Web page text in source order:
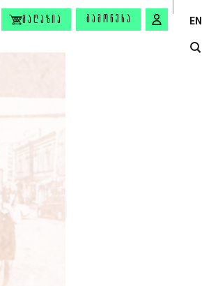
ᲛᲐᲦᲐᲖᲘᲐ ᲒᲐᲛᲝᲬᲔᲠᲐ EN